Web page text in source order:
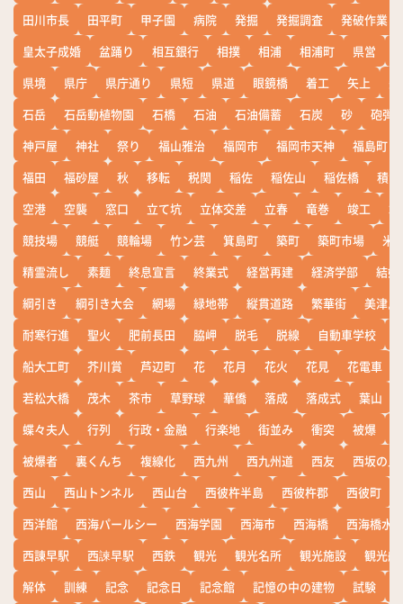
田川市長
田平町 甲子園 病院 発掘 発掘調査
発破作業
皇太子成婚
盆踊り 相互銀行 相撲 相浦 相浦町 県営
県境
県庁 県庁通り 県短 県道 眼鏡橋 着工 矢上
石岳
石岳動植物園 石橋 石油 石油備蓄 石炭 砂
砲弾
神戸屋
神社 祭り 福山雅治 福岡市 福岡市天神
福島町
福田
福砂屋 秋 移転 税関 稲佐 稲佐山 稲佐橋
積雪
空港
空襲 窓口 立て坑 立体交差 立春 竜巻 竣工
競技場
競艇 競輪場 竹ン芸 箕島町 築町 築町市場
米
精霊流し
素麺 終息宣言 終業式 経営再建 経済学部
結婚
綱引き
綱引き大会 網場 緑地帯 縦貫道路 繁華街
美津島
耐寒行進
聖火 肥前長田 脇岬 脱毛 脱線 自動車学校
船大工町
芥川賞 芦辺町 花 花月 花火 花見 花電車
若松大橋
茂木 茶市 草野球 華僑 落成 落成式 葉山
蝶々夫人
行列 行政・金融 行楽地 街並み 衝突 被爆
被爆者
裏くんち 複線化 西九州 西九州道 西友
西坂の丘
西山
西山トンネル 西山台 西彼杵半島 西彼杵郡 西彼町
西洋館
西海パールシー 西海学園 西海市 西海橋
西海橋水
西諌早駅
西諫早駅 西鉄 観光 観光名所 観光施設
観光船
解体
訓練 記念 記念日 記念館 記憶の中の建物 試験